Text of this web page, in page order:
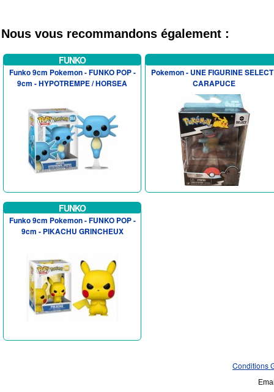
Nous vous recommandons également :
FUNKO
Funko 9cm Pokemon - FUNKO POP -
9cm - HYPOTREMPE / HORSEA
Pokemon - UNE FIGURINE
CARAPUCE
FUNKO
Funko 9cm Pokemon - FUNKO POP -
9cm - PIKACHU GRINCHEUX
Conditions